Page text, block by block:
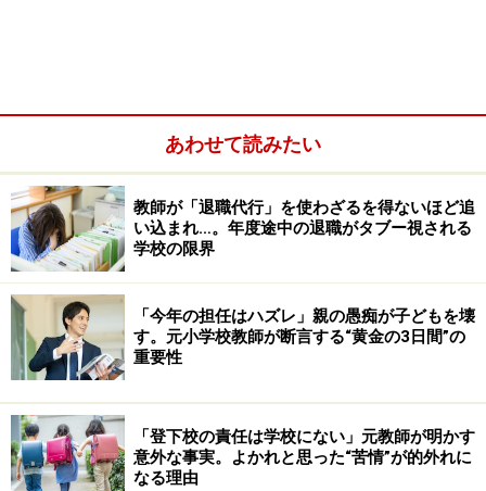
Q.そもそもPTA保険とはどんな保険？ 補償
「PTA保険」という呼び名は通称で、正式名称は、
「PTA団体傷害保険」および 「PTA賠償責任保険」。こ
れら2つの保険で構成されていることが一般的ですが、
どちらか一方のみ契約することも可能です。
「PTA団体傷害保険」は、
・児童生徒がPTA主催のイベントでケガをした
折、入院した
・PTA役員の保護者が役員会に行く途中に交通事故にあ
った
あわせて読みたい
教師が「退職代行」を使わざるを得ないほど追
い込まれ…。年度途中の退職がタブー視される
学校の限界
「今年の担任はハズレ」親の愚痴が子どもを壊
す。元小学校教師が断言する“黄金の3日間”の
重要性
「登下校の責任は学校にない」元教師が明かす
意外な事実。よかれと思った“苦情”が的外れに
なる理由